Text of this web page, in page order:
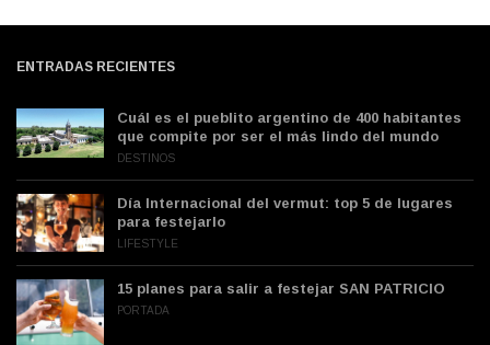
ENTRADAS RECIENTES
Cuál es el pueblito argentino de 400 habitantes
que compite por ser el más lindo del mundo
DESTINOS
Día Internacional del vermut: top 5 de lugares
para festejarlo
LIFESTYLE
15 planes para salir a festejar SAN PATRICIO
PORTADA